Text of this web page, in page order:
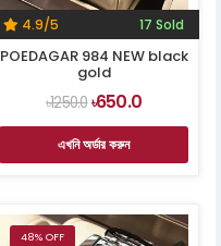
4.9/5 17 Sold
POEDAGAR 984 NEW black
gold
৳1250.0৳650.0
এখনি অর্ডার করুন
48% OFF